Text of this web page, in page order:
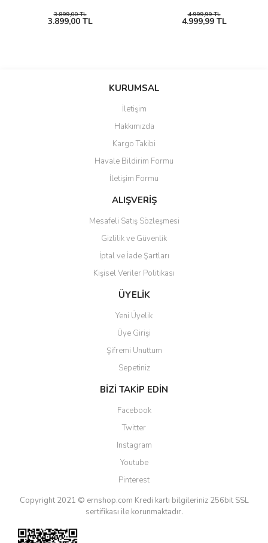
3.899,00 TL
3.899,00 TL
4.999,99 TL
4.999,99 TL
KURUMSAL
İletişim
Hakkımızda
Kargo Takibi
Havale Bildirim Formu
İletişim Formu
ALIŞVERİŞ
Mesafeli Satış Sözleşmesi
Gizlilik ve Güvenlik
İptal ve İade Şartları
Kişisel Veriler Politikası
ÜYELİK
Yeni Üyelik
Üye Girişi
Şifremi Unuttum
Sepetiniz
BİZİ TAKİP EDİN
Facebook
Twitter
Instagram
Youtube
Pinterest
Copyright 2021 © ernshop.com Kredi kartı bilgileriniz 256bit SSL
sertifikası ile korunmaktadır.